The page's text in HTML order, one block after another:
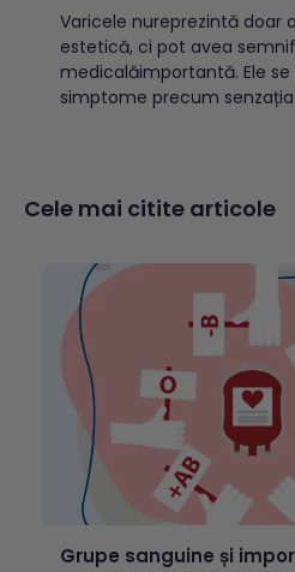
Varicele nureprezintă doar
estetică, ci pot avea
medicalăimportantă. Ele
simptome precum
complicații precum
superficială,modificări
varicele?Cum se...
Cele mai citite articole
Grupe sanguine și